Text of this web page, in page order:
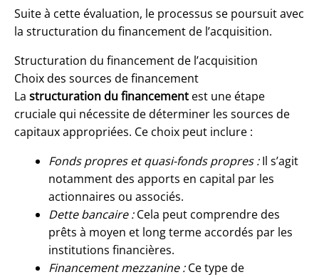
Suite à cette évaluation, le processus se poursuit avec
la structuration du financement de l’acquisition.
Structuration du financement de l’acquisition
Choix des sources de financement
La structuration du financement est une étape
cruciale qui nécessite de déterminer les sources de
capitaux appropriées. Ce choix peut inclure :
Fonds propres et quasi-fonds propres :Il s’agit
notamment des apports en capital par les
actionnaires ou associés.
Dette bancaire :Cela peut comprendre des
prêts à moyen et long terme accordés par les
institutions financières.
Financement mezzanine :Ce type de